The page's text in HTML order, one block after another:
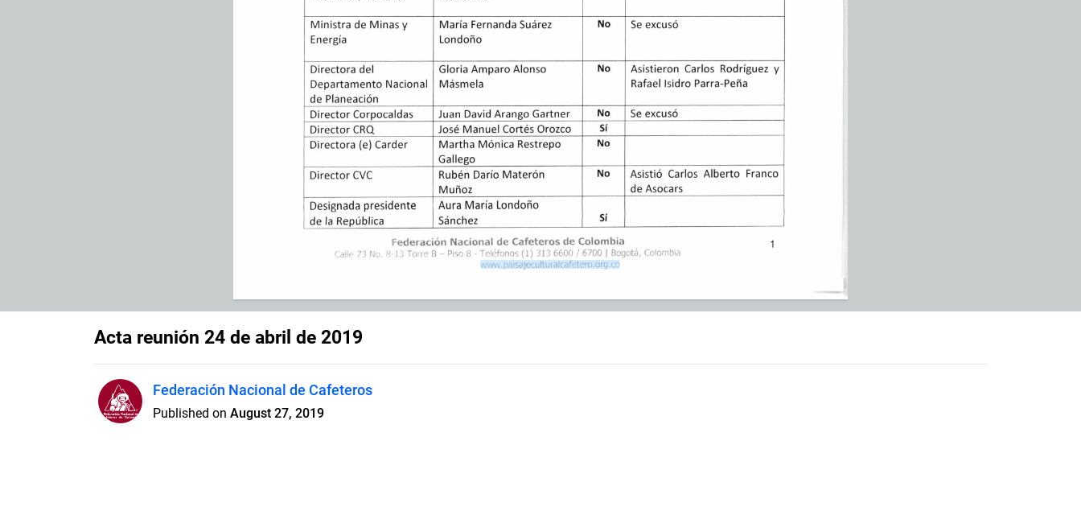
Acta reunión 24 de abril de 2019
Federación Nacional de Cafeteros
Published on August 27, 2019